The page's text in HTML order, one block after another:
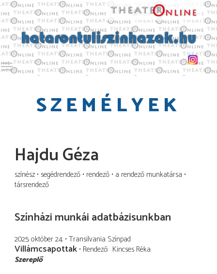
Toggle main menu visibility
SZEMÉLYEK
Hajdu Géza
színész segédrendező rendező a rendező munkatársa
társrendező
Színházi munkái adatbázisunkban
2025. október 24. Transilvania Színpad
Villámcsapottak Rendező Kincses Réka
Szereplő